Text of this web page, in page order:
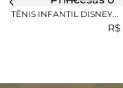
TÊNIS INFANTIL DISNEY
R$